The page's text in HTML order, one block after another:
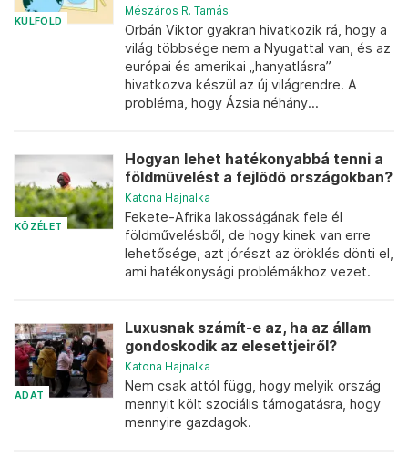
KÜLFÖLD
Mészáros R. Tamás
Orbán Viktor gyakran hivatkozik rá, hogy a
világ többsége nem a Nyugattal van, és az
európai és amerikai „hanyatlásra”
hivatkozva készül az új világrendre. A
probléma, hogy Ázsia néhány...
KÖZÉLET
Hogyan lehet hatékonyabbá tenni a
földművelést a fejlődő országokban?
Katona Hajnalka
Fekete-Afrika lakosságának fele él
földművelésből, de hogy kinek van erre
lehetősége, azt jórészt az öröklés dönti el,
ami hatékonysági problémákhoz vezet.
ADAT
Luxusnak számít-e az, ha az állam
gondoskodik az elesettjeiről?
Katona Hajnalka
Nem csak attól függ, hogy melyik ország
mennyit költ szociális támogatásra, hogy
mennyire gazdagok.